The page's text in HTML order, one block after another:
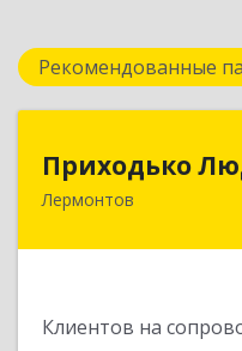
Рекомендованные
Приходько
Лермонтов
Клиентов на
357341,